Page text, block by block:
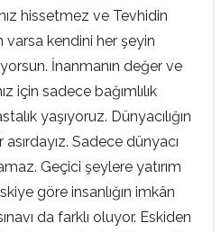
hissetmez ve Tevhidin
varsa kendini her şeyin
İnanmanın değer ve
için sadece bağımlılık
yaşıyoruz. Dünyacılığın
Sadece dünyacı
Geçici şeylere yatırım
göre insanlığın imkân
da farklı oluyor. Eskiden